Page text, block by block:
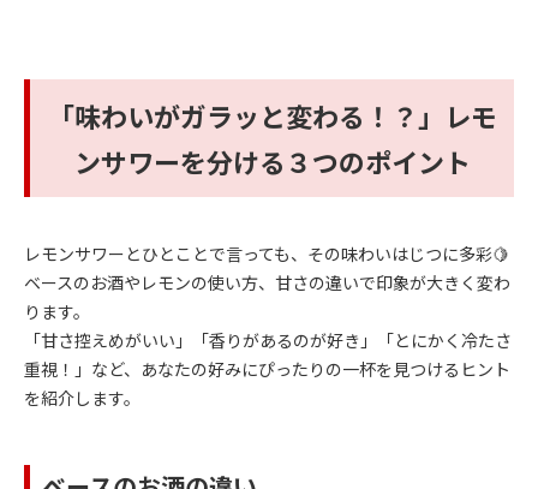
「味わいがガラッと変わる！？」レモ
ンサワーを分ける３つのポイント
レモンサワーとひとことで言っても、その味わいはじつに多彩🍋
ベースのお酒やレモンの使い方、甘さの違いで印象が大きく変わ
ります。
「甘さ控えめがいい」「香りがあるのが好き」「とにかく冷たさ
重視！」など、あなたの好みにぴったりの一杯を見つけるヒント
を紹介します。